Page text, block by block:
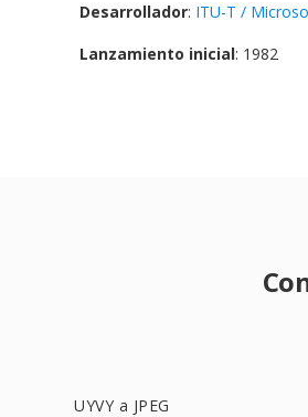
Desarrollador: ITU-T /
Lanzamiento inicial: 1982
UYVY a JPEG